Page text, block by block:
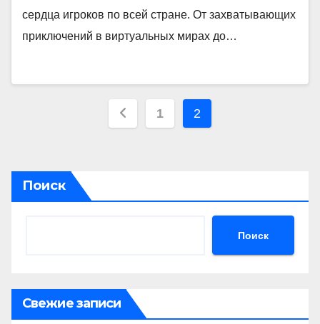
сердца игроков по всей стране. От захватывающих
приключений в виртуальных мирах до…
Пагинация
1 2
Поиск
Поиск
Свежие записи